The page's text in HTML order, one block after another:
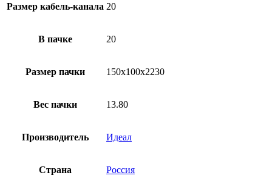
Рaзмер кабель-канала 20
В пачке 20
Рaзмер пачки 150х100х2230
Вес пачки 13.80
Производитель Идеал
Страна Россия